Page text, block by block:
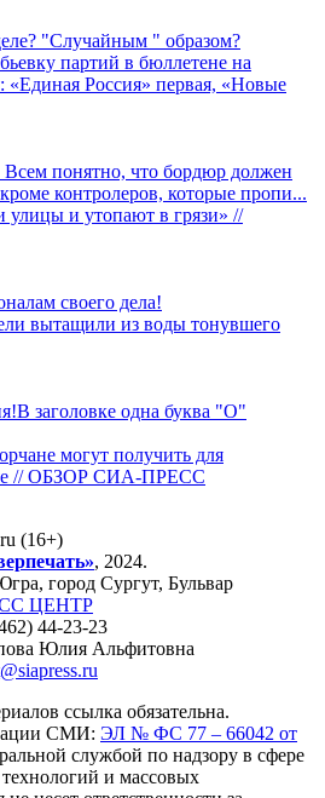
"Случайным " образом?
партий в бюллетене на
«Единая Россия» первая, «Новые
понятно, что бордюр должен
контролеров, которые пропи...
улицы и утопают в грязи» //
своего дела!
вытащили из воды тонувшего
заголовке одна буква "О"
могут получить для
// ОБЗОР СИА-ПРЕСС
(16+)
, 2024.
, город Сургут, Бульвар
ЦЕНТР
44-23-23
Юлия Альфитовна
ссылка обязательна.
СМИ: ЭЛ № ФС 77 – 66042 от
службой по надзору в сфере
и массовых